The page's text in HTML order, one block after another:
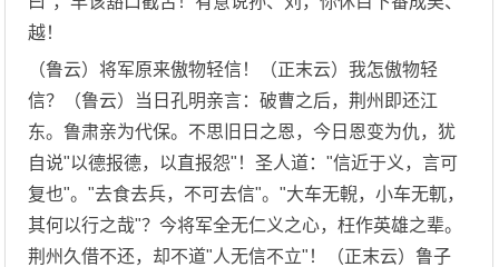
越！
（鲁云）将军原来傲物轻信！（正末云）我怎傲物轻
信？（鲁云）当日孔明亲言：破曹之后，荆州即还江
东。鲁肃亲为代保。不思旧日之恩，今日恩变为仇，犹
自说"以德报德，以直报怨"！圣人道："信近于义，言可
复也"。"去食去兵，不可去信"。"大车无輗，小车无軏，
其何以行之哉"？今将军全无仁义之心，枉作英雄之辈。
荆州久借不还，却不道"人无信不立"！（正末云）鲁子